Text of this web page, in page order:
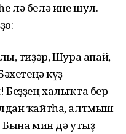
лә белә ине шул.
тиҙәр, Шура апай,
күҙ
халыҡта бер
ҡайтһа, алтмыш
Бына мин дә утыҙ